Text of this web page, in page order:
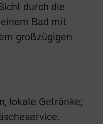
durch die
Bad mit
großzügigen
lokale Getränke;